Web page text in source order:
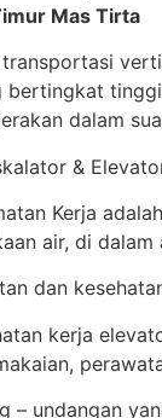
Mas Tirta
dalam
&
Kerja
air, di
dan
kerja
– undangan